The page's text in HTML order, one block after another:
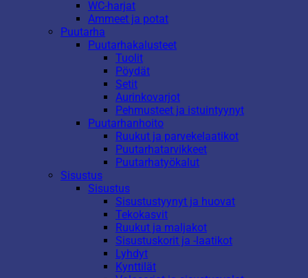
WC-harjat
Ammeet ja potat
Puutarha
Puutarhakalusteet
Tuolit
Pöydät
Setit
Aurinkovarjot
Pehmusteet ja istuintyynyt
Puutarhanhoito
Ruukut ja parvekelaatikot
Puutarhatarvikkeet
Puutarhatyökalut
Sisustus
Sisustus
Sisustustyynyt ja huovat
Tekokasvit
Ruukut ja maljakot
Sisustuskorit ja -laatikot
Lyhdyt
Kynttilät